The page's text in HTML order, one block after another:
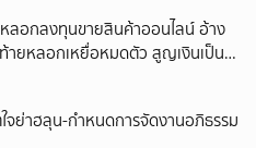
ลอกลงทุนขายสินค้าออนไลน์ อ้าง
ายหลอกเหยื่อหมดตัว สูญเงินเป็น
ารปฏิเสธ
จย่าฮลุน-กำหนดการจัดงานอภิธรรม